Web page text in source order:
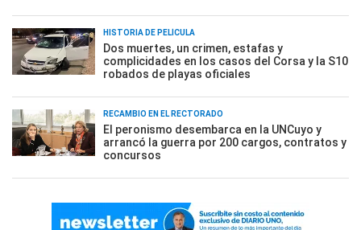
HISTORIA DE PELÍCULA
Dos muertes, un crimen, estafas y
complicidades en los casos del Corsa y la S10
robados de playas oficiales
RECAMBIO EN EL RECTORADO
El peronismo desembarca en la UNCuyo y
arrancó la guerra por 200 cargos, contratos y
concursos